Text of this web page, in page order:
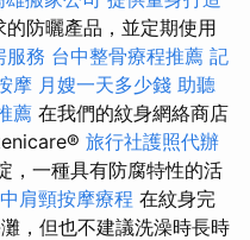
防曬產品，並定期使用
服務 台中整骨療程推薦 記
摩 月嫂一天多少錢 助聽
薦 在我們的紋身網絡商店
旅行社護照代辦
，一種具有防腐特性的活
肩頸按摩療程 在紋身完
，但也不建議洗澡時長時